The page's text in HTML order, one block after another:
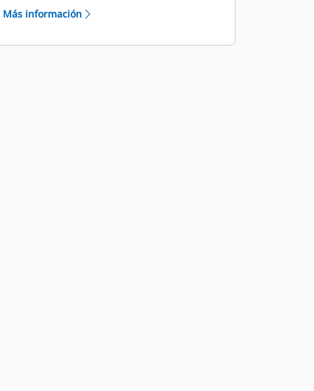
que ayuda a reducir el tiempo de
Verifique la carga de gas del martillo
Más información